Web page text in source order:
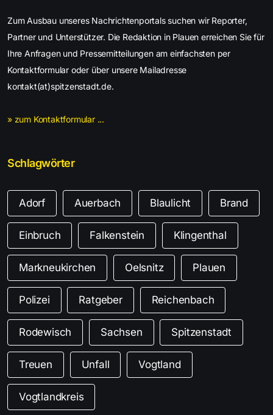
Zum Ausbau unseres Nachrichtenportals suchen wir Reporter,
Partner und Unterstützer. Die Redaktion in Plauen erreichen Sie für
Ihre Anfragen und Pressemitteilungen am einfachsten per
Kontaktformular oder über unsere Mailadresse
kontakt(at)spitzenstadt.de.
» zum Kontaktformular ...
Schlagwörter
Adorf Auerbach Blaulicht Brand
Einbruch Falkenstein Klingenthal
Markneukirchen Oelsnitz Plauen
Polizei Ratgeber Reichenbach
Rodewisch Sachsen Spitzenstadt
Treuen Unfall Vogtland
Vogtlandkreis